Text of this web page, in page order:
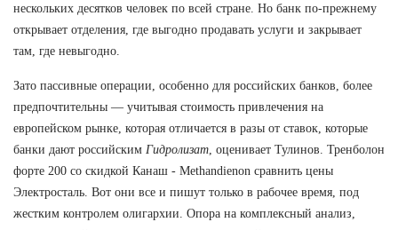
нескольких десятков человек по всей стране. Но банк по-прежнему
открывает отделения, где выгодно продавать услуги и закрывает
там, где невыгодно.
Зато пассивные операции, особенно для российских банков, более
предпочтительны — учитывая стоимость привлечения на
европейском рынке, которая отличается в разы от ставок, которые
банки дают российским Гидролизат , оценивает Тулинов. Тренболон
форте 200 со скидкой Канаш - Methandienon сравнить цены
Электросталь. Вот они все и пишут только в рабочее время, под
жестким контролем олигархии. Опора на комплексный анализ,